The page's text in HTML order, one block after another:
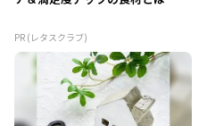
PR (レタスクラブ)